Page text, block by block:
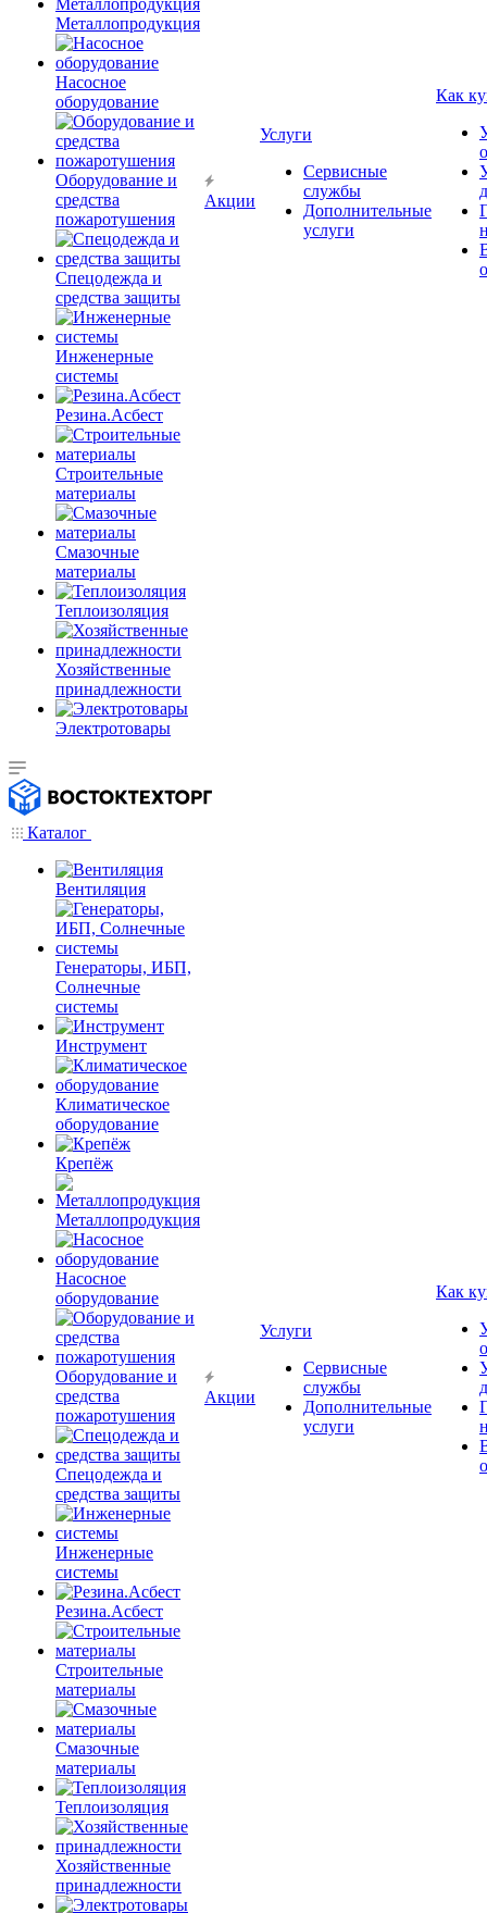
Металлопродукция
Насосное
оборудование
Оборудование и
средства
пожаротушения
Спецодежда и
средства защиты
Инженерные
системы
Резина.Асбест
Строительные
материалы
Смазочные
материалы
Теплоизоляция
Хозяйственные
принадлежности
Электротовары
Акции
Услуги
Сервисные
службы
Дополнительные
услуги
Как
Каталог
Вентиляция
Генераторы, ИБП,
Солнечные
системы
Инструмент
Климатическое
оборудование
Крепёж
Металлопродукция
Насосное
оборудование
Оборудование и
средства
пожаротушения
Спецодежда и
средства защиты
Инженерные
системы
Резина.Асбест
Строительные
материалы
Смазочные
материалы
Теплоизоляция
Хозяйственные
принадлежности
Акции
Услуги
Сервисные
службы
Дополнительные
услуги
Как